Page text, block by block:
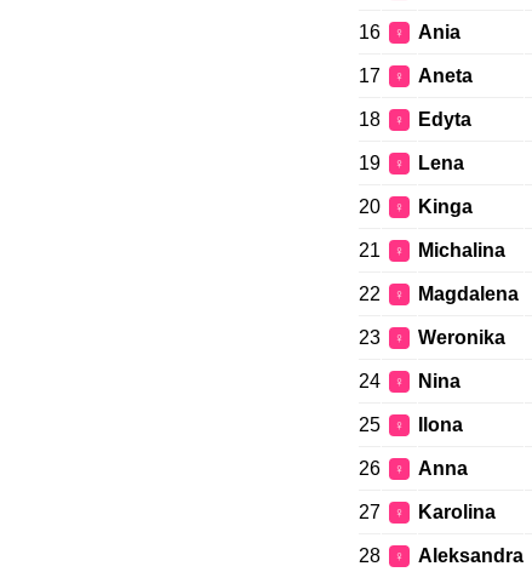
16 ♀ Ania
17 ♀ Aneta
18 ♀ Edyta
19 ♀ Lena
20 ♀ Kinga
21 ♀ Michalina
22 ♀ Magdalena
23 ♀ Weronika
24 ♀ Nina
25 ♀ Ilona
26 ♀ Anna
27 ♀ Karolina
28 ♀ Aleksandra